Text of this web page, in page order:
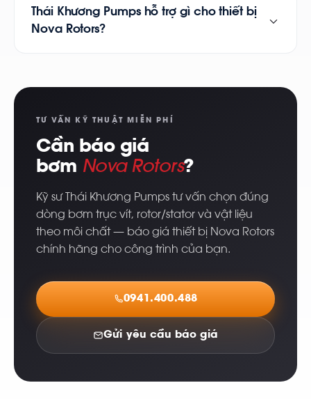
Thái Khương Pumps hỗ trợ gì cho thiết bị
Nova Rotors?
TƯ VẤN KỸ THUẬT MIỄN PHÍ
Cần báo giá
bơm Nova Rotors?
Kỹ sư Thái Khương Pumps tư vấn chọn đúng
dòng bơm trục vít, rotor/stator và vật liệu
theo môi chất — báo giá thiết bị Nova Rotors
chính hãng cho công trình của bạn.
0941.400.488
Gửi yêu cầu báo giá